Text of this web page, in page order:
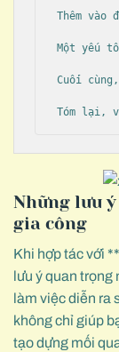
Thêm
Một yếu
Cuối
Tóm lại,
Những lưu
gia công
Khi hợp tác với
lưu ý quan
làm việc diễn ra
không chỉ giúp
tạo dựng mối